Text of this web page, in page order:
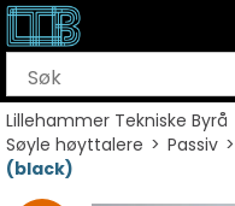
Lillehammer Tekniske Byrå
Søyle høyttalere>Passiv
(black)